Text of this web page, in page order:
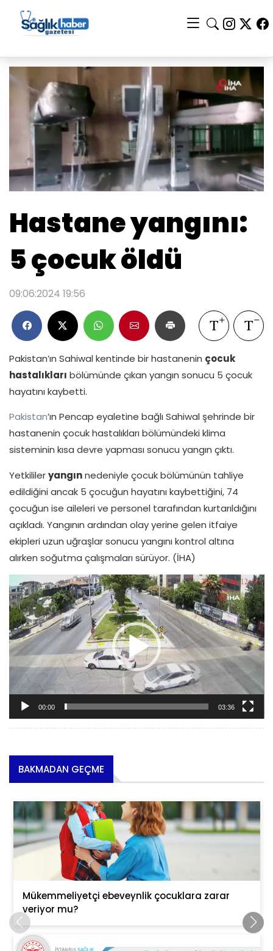
Hastane yangını:
5 çocuk öldü
09:06:2024 19:56
Pakistan’ın Sahiwal kentinde bir hastanenin çocuk
hastalıkları bölümünde çıkan yangın sonucu 5 çocuk
hayatını kaybetti.
Pakistan’ın Pencap eyaletine bağlı Sahiwal şehrinde bir
hastanenin çocuk hastalıkları bölümündeki klima
sisteminin kısa devre yapması sonucu yangın çıktı.
Yetkilileryangınnedeniyle çocuk bölümünün tahliye
edildiğini ancak 5 çocuğun hayatını kaybettiğini, 74
çocuğun ise aileleri ve personel tarafından kurtarıldığını
açıkladı. Yangının ardından olay yerine gelen itfaiye
ekipleri uzun uğraşlar sonucu yangını kontrol altına
alırken soğutma çalışmaları sürüyor. (İHA)
Video oynatıcı
00:00 03:36
BAKMADAN GEÇME
Mükemmeliyetçi ebeveynlik çocuklara zarar
veriyor mu?